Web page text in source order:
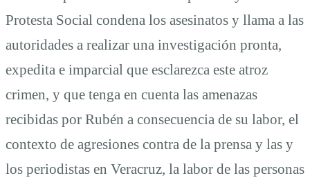
Protesta Social condena los asesinatos y llama a las
autoridades a realizar una investigación pronta,
expedita e imparcial que esclarezca este atroz
crimen, y que tenga en cuenta las amenazas
recibidas por Rubén a consecuencia de su labor, el
contexto de agresiones contra de la prensa y las y
los periodistas en Veracruz, la labor de las personas